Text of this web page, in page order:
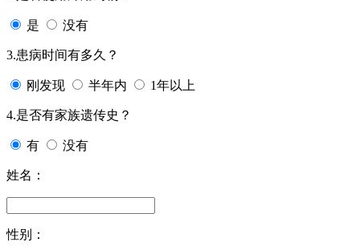
是 没有
3.患病时间有多久？
刚发现 半年内 1年以上
4.是否有家族遗传史？
有 没有
姓名：
性别：